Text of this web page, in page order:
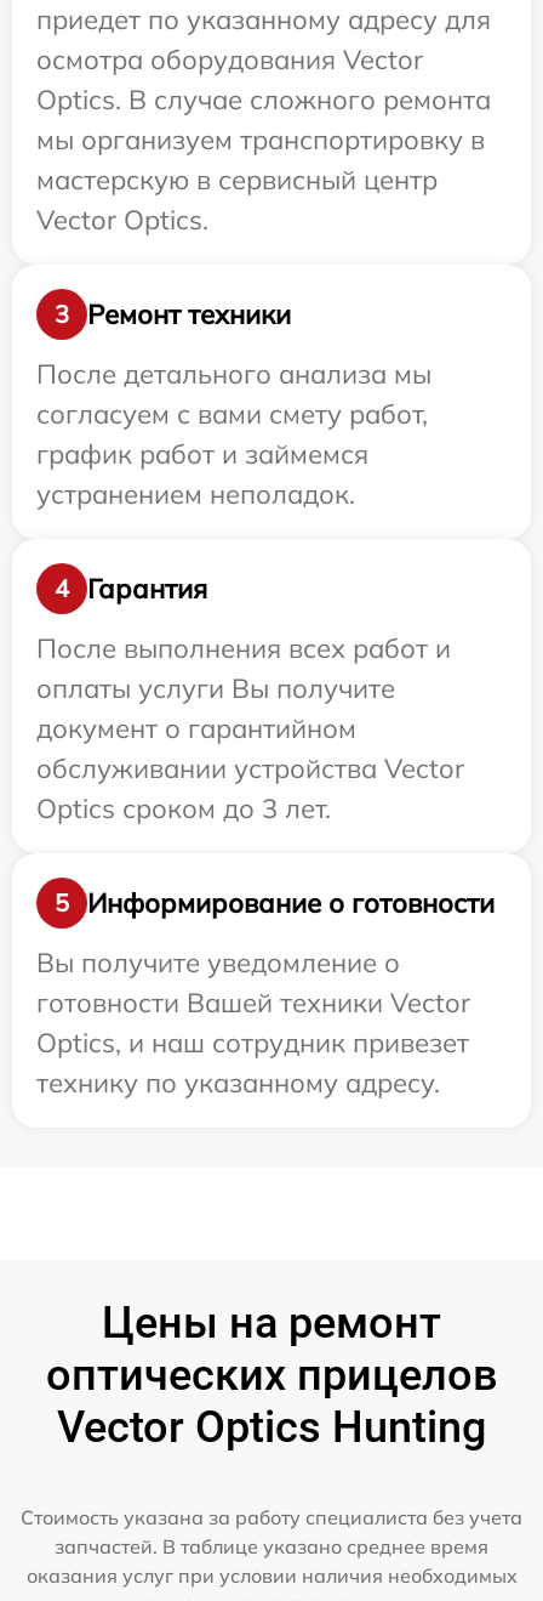
приедет по указанному адресу для
осмотра оборудования Vector
Optics. В случае сложного ремонта
мы организуем транспортировку в
мастерскую в сервисный центр
Vector Optics.
3
Ремонт техники
После детального анализа мы
согласуем с вами смету работ,
график работ и займемся
устранением неполадок.
4
Гарантия
После выполнения всех работ и
оплаты услуги Вы получите
документ о гарантийном
обслуживании устройства Vector
Optics сроком до 3 лет.
5
Информирование о готовности
Вы получите уведомление о
готовности Вашей техники Vector
Optics, и наш сотрудник привезет
технику по указанному адресу.
Цены на ремонт
оптических прицелов
Vector Optics Hunting
Стоимость указана за работу специалиста без учета
запчастей. В таблице указано среднее время
оказания услуг при условии наличия необходимых